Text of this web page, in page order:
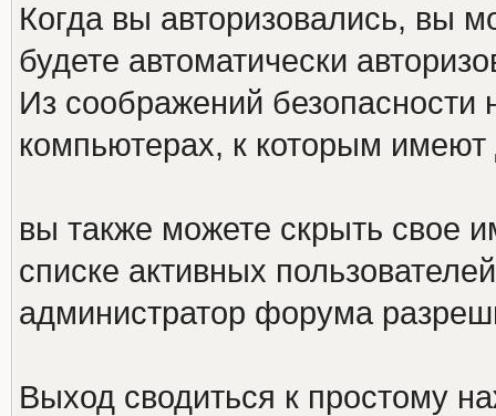
Когда вы авторизовались, вы
будете автоматически
Из соображений
компьютерах, к которым имеют
вы также можете скрыть свое
списке активных
администратор форума
Выход сводиться к простому